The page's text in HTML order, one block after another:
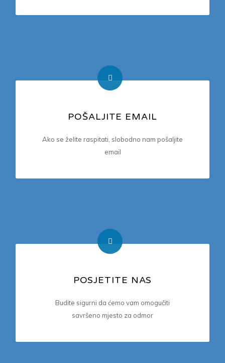
POŠALJITE EMAIL
Ako se želite raspitati, slobodno nam pošaljite
email
E-MAIL ADRESA
info@apartmentbrela.com
POSJETITE NAS
Budite sigurni da ćemo vam omogučiti
savršeno mjesto za odmor
ADRESA
Biskupa Bijankovića 1, Brela 21322, Hrvatska